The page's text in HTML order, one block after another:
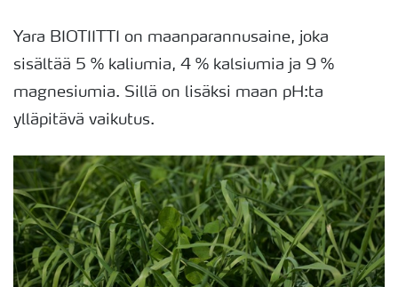
Yara BIOTIITTI on maanparannusaine, joka
sisältää 5 % kaliumia, 4 % kalsiumia ja 9 %
magnesiumia. Sillä on lisäksi maan pH:ta
ylläpitävä vaikutus.